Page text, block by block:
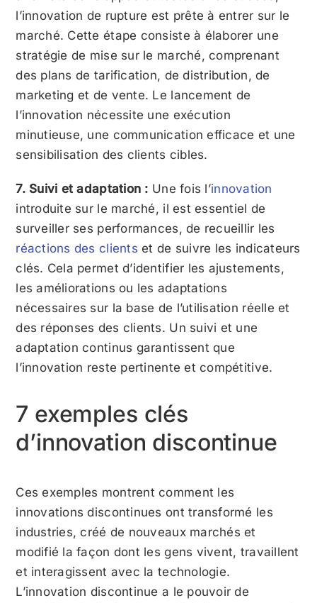
l’innovation de rupture est prête à entrer sur le
marché. Cette étape consiste à élaborer une
stratégie de mise sur le marché, comprenant
des plans de tarification, de distribution, de
marketing et de vente. Le lancement de
l’innovation nécessite une exécution
minutieuse, une communication efficace et une
sensibilisation des clients cibles.
7. Suivi et adaptation : Une fois l’innovation
introduite sur le marché, il est essentiel de
surveiller ses performances, de recueillir les
réactions des clients et de suivre les indicateurs
clés. Cela permet d’identifier les ajustements,
les améliorations ou les adaptations
nécessaires sur la base de l’utilisation réelle et
des réponses des clients. Un suivi et une
adaptation continus garantissent que
l’innovation reste pertinente et compétitive.
7 exemples clés
d’innovation discontinue
Ces exemples montrent comment les
innovations discontinues ont transformé les
industries, créé de nouveaux marchés et
modifié la façon dont les gens vivent, travaillent
et interagissent avec la technologie.
L’innovation discontinue a le pouvoir de